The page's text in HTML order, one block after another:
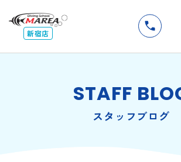
新宿店
STAFF
スタッフブログ